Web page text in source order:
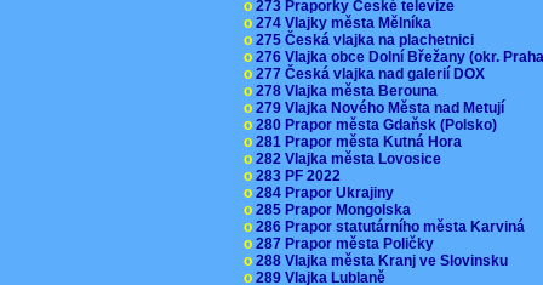
o 273 Praporky České televize
o 274 Vlajky města Mělníka
o 275 Česká vlajka na plachetnici
o 276 Vlajka obce Dolní Břežany (okr.
o 277 Česká vlajka nad galerií DOX
o 278 Vlajka města Berouna
o 279 Vlajka Nového Města nad Metují
o 280 Prapor města Gdaňsk (Polsko)
o 281 Prapor města Kutná Hora
o 282 Vlajka města Lovosice
o 283 PF 2022
o 284 Prapor Ukrajiny
o 285 Prapor Mongolska
o 286 Prapor statutárního města Karviná
o 287 Prapor města Poličky
o 288 Vlajka města Kranj ve Slovinsku
o 289 Vlajka Lublaně